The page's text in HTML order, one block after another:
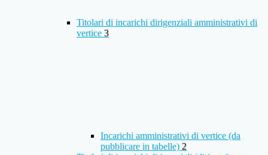
Titolari di incarichi dirigenziali amministrativi di
vertice 3
Incarichi amministrativi di vertice (da
pubblicare in tabelle) 2